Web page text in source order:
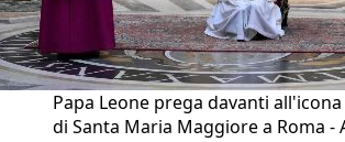
Papa Leone prega davanti
di Santa Maria Maggiore a Roma -